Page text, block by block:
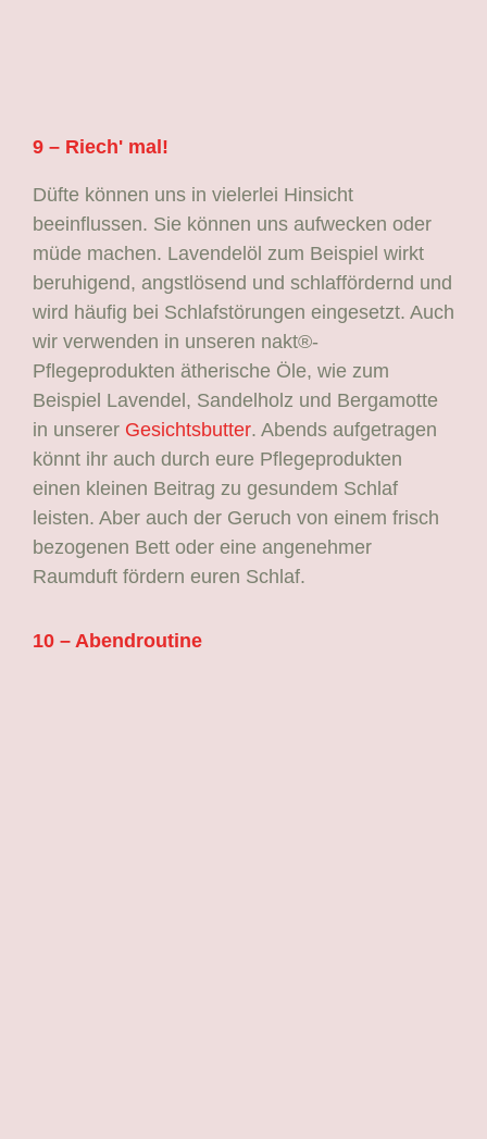
9 – Riech' mal!
Düfte können uns in vielerlei Hinsicht
beeinflussen. Sie können uns aufwecken oder
müde machen. Lavendelöl zum Beispiel wirkt
beruhigend, angstlösend und schlaffördernd und
wird häufig bei Schlafstörungen eingesetzt. Auch
wir verwenden in unseren nakt®-
Pflegeprodukten ätherische Öle, wie zum
Beispiel Lavendel, Sandelholz und Bergamotte
in unserer Gesichtsbutter. Abends aufgetragen
könnt ihr auch durch eure Pflegeprodukten
einen kleinen Beitrag zu gesundem Schlaf
leisten. Aber auch der Geruch von einem frisch
bezogenen Bett oder eine angenehmer
Raumduft fördern euren Schlaf.
10 – Abendroutine